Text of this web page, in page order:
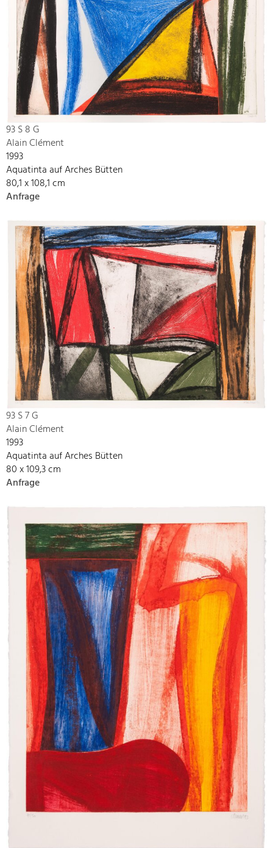
93 S 8 G
Alain Clément
1993
Aquatinta auf Arches Bütten
80,1 x 108,1 cm
Anfrage
93 S 7 G
Alain Clément
1993
Aquatinta auf Arches Bütten
80 x 109,3 cm
Anfrage